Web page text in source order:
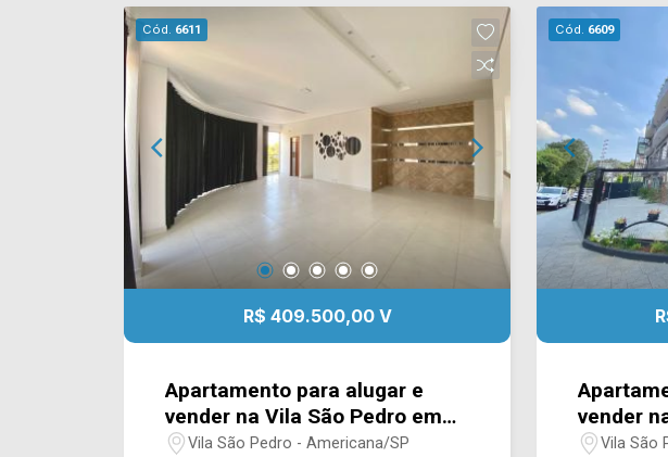
Cód. 6611
R$ 409.500,00 V
Apartamento para alugar e
vender na Vila São Pedro em
Americana/SP.
Vila São Pedro - Americana/SP
Cód. 6609
vender
Vila São